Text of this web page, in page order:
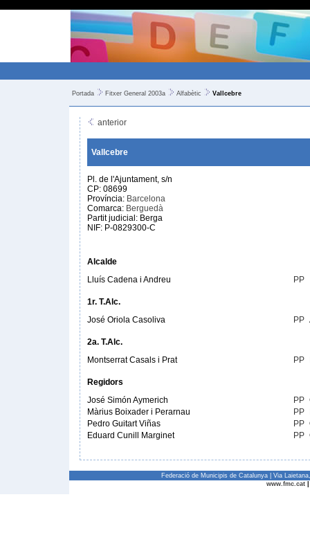
Portada Fitxer General 2003a Alfabètic Vallcebre
anterior
Vallcebre
Pl. de l'Ajuntament, s/n
CP: 08699
Província: Barcelona
Comarca: Berguedà
Partit judicial: Berga
NIF: P-0829300-C
Alcalde
Lluís Cadena i Andreu
PP
1r. T.Alc.
José Oriola Casoliva
PP
2a. T.Alc.
Montserrat Casals i Prat
PP
Regidors
José Simón Aymerich
PP
Màrius Boixader i Perarnau
PP
Pedro Guitart Viñas
PP
Eduard Cunill Marginet
PP
Federació de Municipis de Catalunya | Via
www.fmc.cat